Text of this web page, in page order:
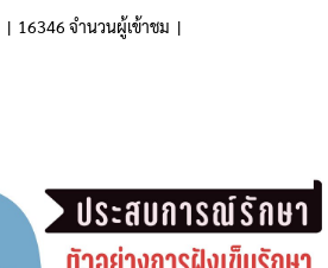
| 16346 จำนวนผู้เข้าชม |